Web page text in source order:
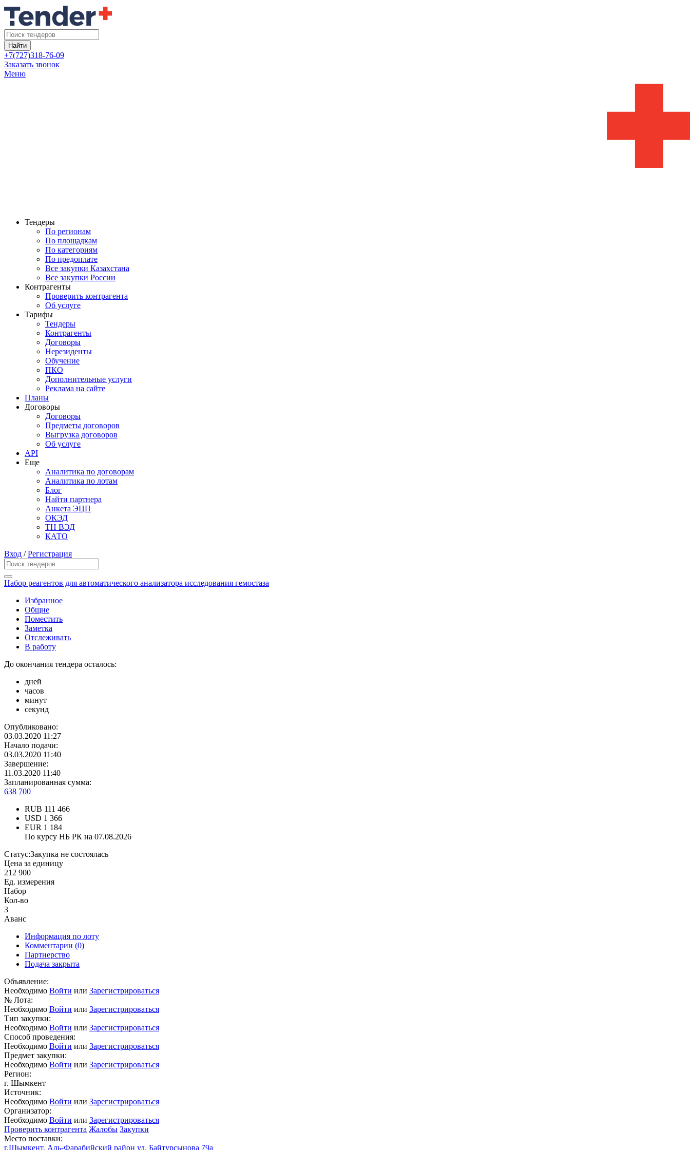
Найти
+7(727)318-76-09
Заказать звонок
Меню
Тендеры
По регионам
По площадкам
По категориям
По предоплате
Все закупки Казахстана
Все закупки России
Контрагенты
Проверить контрагента
Об услуге
Тарифы
Тендеры
Контрагенты
Договоры
Нерезиденты
Обучение
ПКО
Дополнительные услуги
Реклама на сайте
Планы
Договоры
Договоры
Предметы договоров
Выгрузка договоров
Об услуге
API
Еще
Аналитика по договорам
Аналитика по лотам
Блог
Найти партнера
Анкета ЭЦП
ОКЭД
ТН ВЭД
КАТО
Вход /Регистрация
Набор реагентов для автоматического анализатора исследования гемостаза
Избранное
Общие
Поместить
Заметка
Отслеживать
В работу
До окончания тендера осталось:
дней
часов
минут
секунд
Опубликовано:
03.03.2020 11:27
Начало подачи:
03.03.2020 11:40
Завершение:
11.03.2020 11:40
Запланированная сумма:
638 700
RUB 111 466
USD 1 366
EUR 1 184
По курсу НБ РК на 07.08.2026
Статус:Закупка не состоялась
Цена за единицу
212 900
Ед. измерения
Набор
Кол-во
3
Аванс
Информация по лоту
Комментарии (0)
Партнерство
Подача закрыта
Объявление:
Необходимо Войти или Зарегистрироваться
№ Лота:
Необходимо Войти или Зарегистрироваться
Тип закупки:
Необходимо Войти или Зарегистрироваться
Способ проведения:
Необходимо Войти или Зарегистрироваться
Предмет закупки:
Необходимо Войти или Зарегистрироваться
Регион:
г. Шымкент
Источник:
Необходимо Войти или Зарегистрироваться
Организатор:
Необходимо Войти или Зарегистрироваться
Проверить контрагента Жалобы Закупки
Место поставки:
г.Шымкент, Аль-Фарабийский район ул. Байтурсынова 79а